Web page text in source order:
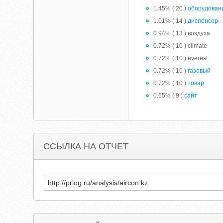
1.45% ( 20 )
1.01% ( 14 )диспенсер
0.94% ( 13 ) воздуха
0.72% ( 10 ) climate
0.72% ( 10 ) everest
0.72% ( 10 )газовый
0.72% ( 10 )товар
0.65% ( 9 )сайт
ССЫЛКА НА ОТЧЕТ